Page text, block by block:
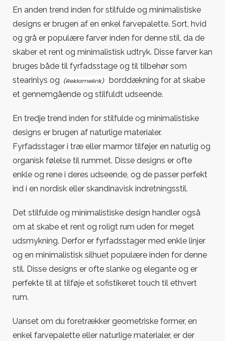
En anden trend inden for stilfulde og minimalistiske
designs er brugen af en enkel farvepalette. Sort, hvid
og grå er populære farver inden for denne stil, da de
skaber et rent og minimalistisk udtryk. Disse farver kan
bruges både til fyrfadsstage og til tilbehør som
stearinlys og
borddækning for at skabe
et gennemgående og stilfuldt udseende.
En tredje trend inden for stilfulde og minimalistiske
designs er brugen af naturlige materialer.
Fyrfadsstager i træ eller marmor tilføjer en naturlig og
organisk følelse til rummet. Disse designs er ofte
enkle og rene i deres udseende, og de passer perfekt
ind i en nordisk eller skandinavisk indretningsstil.
Det stilfulde og minimalistiske design handler også
om at skabe et rent og roligt rum uden for meget
udsmykning. Derfor er fyrfadsstager med enkle linjer
og en minimalistisk silhuet populære inden for denne
stil. Disse designs er ofte slanke og elegante og er
perfekte til at tilføje et sofistikeret touch til ethvert
rum.
Uanset om du foretrækker geometriske former, en
enkel farvepalette eller naturlige materialer, er der